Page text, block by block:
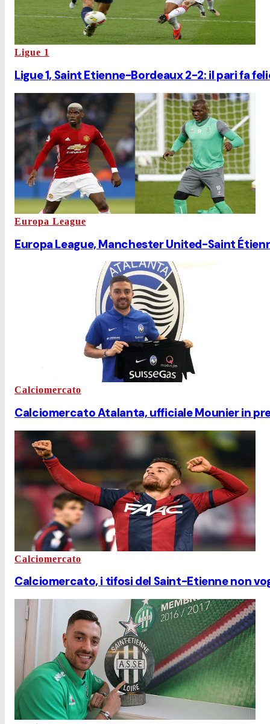
Ligue 1
Ligue 1, Saint Etienne-Bordeaux 2-2: il pari fa
Europa League
Europa League, Manchester United-Saint
Calciomercato
Calciomercato Atalanta, ufficiale Mounier in
Calciomercato
Calciomercato, i tifosi del Saint-Etienne non